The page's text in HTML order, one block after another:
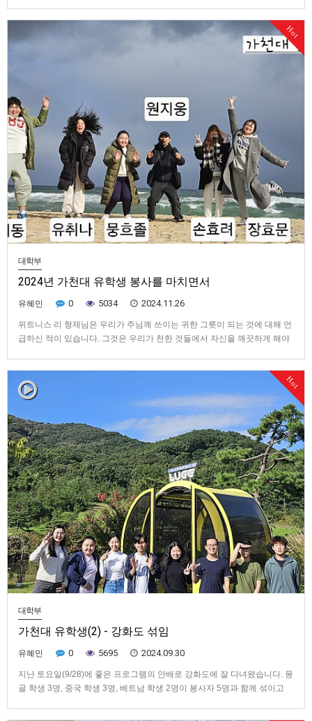
‘성남 교회 교육관’으로 확정하고 간판을 교체했습니다. 셋째,…
Hot
대학부
2024년 가천대 유학생 봉사를 마치면서
유혜민 0 5034 2024.11.26
위트니스 리 형제님은 우리가 주님께 쓰이는 귀한 그릇이 되는 것에 대해 언
급하신 적이 있습니다. 그것은 우리가 천한 것들에서 자신을 깨끗하게 해야
나님의 주권에서 비롯된 것입니다. 유학생들의 봉사를 하면서, 이런 …
Hot
대학부
가천대 유학생(2) - 강화도 섞임
유혜민 0 5695 2024.09.30
지난 토요일(9/28)에 좋은 프로그램의 안배로 강화도에 잘 다녀왔습니다. 몽
골 학생 3명, 중국 학생 3명, 베트남 학생 2명이 봉사자 5명과 함께 섞이고